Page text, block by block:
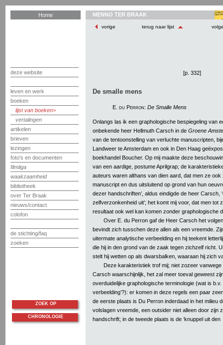
Home
deze website
leven en werk
boeken
lijst van boeken
vertalingen
artikelen
brieven
lezingen
foto's en documenten
filmliga
waakzaamheid
bibliotheek
over Ter Braak
nieuws/contact
colofon
de stichting/faq
zoeken
MENNO TER BRAAK
vorige terug naar lijst
[p. 332]
De smalle mens
E. du Perron: De Smalle Mens
Onlangs las ik een graphologische bespiegeling van
onbekende heer Hellmuth Carsch in de Groene
van de tentoonstelling van verluchte manuscripten,
Landweer te Amsterdam en ook in Den Haag
boekhandel Boucher. Op mij maakte deze
van een aardige, postume Aprilgrap; de
auteurs waren althans van dien aard, dat men ze ook
manuscript en dus uitsluitend op grond van hun
dezer handschriften’, aldus eindigde de heer Carsch,
zelfverzonkenheid uit’; het komt mij voor, dat men tot
resultaat ook wel kan komen zonder graphologische
Over E. du Perron gaf de Heer Carsch het
bevindt zich tusschen deze allen als een vreemde.
uitermate analytische verbeelding en hij teekent
die hij in den grond van de zaak tegen zichzelf richt.
stelt hij wetten op als dwarsbalken, waaraan hij zich
Deze karakteristiek trof mij; niet zozeer
Carsch waarschijnlijk, het zal meer toeval geweest
overduidelijke graphologische terminologie (wat is b.v.
verbeelding’?): er komen in deze regels een paar
de eerste plaats is Du Perron inderdaad in het milieu
volslagen vreemde, een outsider niet alleen door zijn
handschrift; in de tweede plaats is de ‘knuppel uit den
ZOEK OP
CHRONOLOGIE